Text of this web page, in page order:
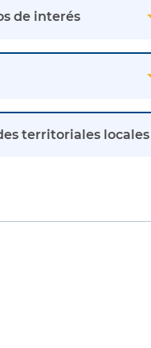
de interés
territoriales locales